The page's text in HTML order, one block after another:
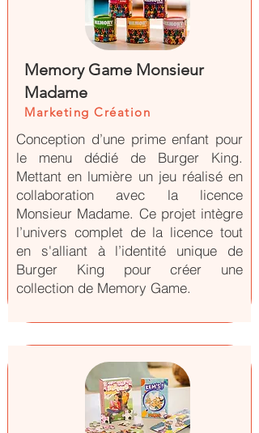
Memory Game Monsieur
Madame
Marketing Création
Conception d’une prime enfant pour
le menu dédié de Burger King.
Mettant en lumière un jeu réalisé en
collaboration avec la licence
Monsieur Madame. Ce projet intègre
l’univers complet de la licence tout
en s'alliant à l’identité unique de
Burger King pour créer une
collection de Memory Game.